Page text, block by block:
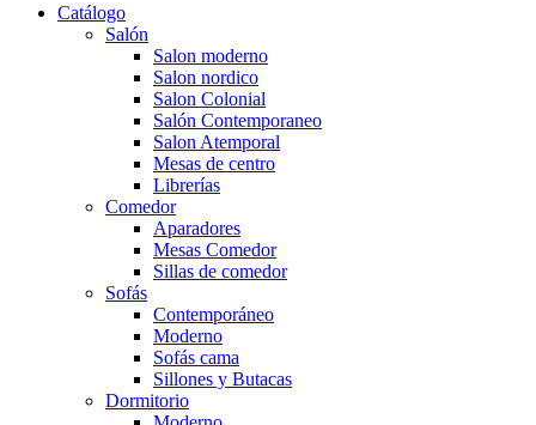
Catálogo
Salón
Salon moderno
Salon nordico
Salon Colonial
Salón Contemporaneo
Salon Atemporal
Mesas de centro
Librerías
Comedor
Aparadores
Mesas Comedor
Sillas de comedor
Sofás
Contemporáneo
Moderno
Sofás cama
Sillones y Butacas
Dormitorio